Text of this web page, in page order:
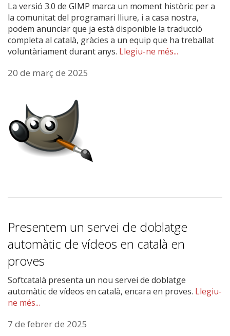
La versió 3.0 de GIMP marca un moment històric per a
la comunitat del programari lliure, i a casa nostra,
podem anunciar que ja està disponible la traducció
completa al català, gràcies a un equip que ha treballat
voluntàriament durant anys. Llegiu-ne més...
20 de març de 2025
Presentem un servei de doblatge
automàtic de vídeos en català en
proves
Softcatalà presenta un nou servei de doblatge
automàtic de vídeos en català, encara en proves. Llegiu-
ne més...
7 de febrer de 2025